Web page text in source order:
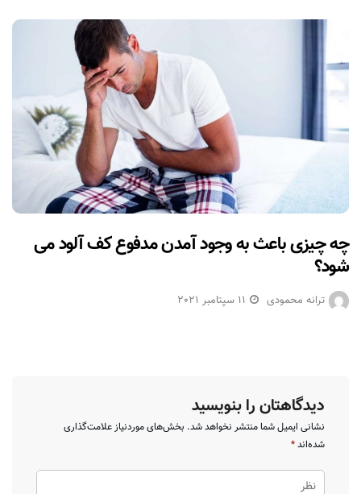
چه چیزی باعث به وجود آمدن مدفوع کف آلود می
شود؟
ترانه محمودی 11 سپتامبر 2021
دیدگاهتان را بنویسید
نشانی ایمیل شما منتشر نخواهد شد. بخش‌های موردنیاز علامت‌گذاری
شده‌اند*